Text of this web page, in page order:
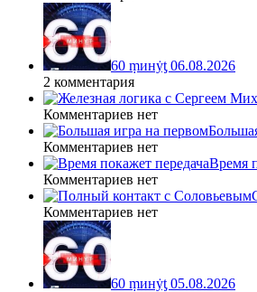
60 ṃинẏƫ 06.08.2026
2 комментария
Комментариев нет
Комментариев нет
Время
Комментариев нет
Комментариев нет
60 ṃинẏƫ 05.08.2026